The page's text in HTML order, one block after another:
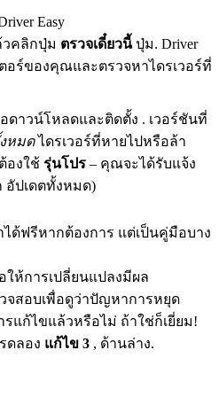
Easy
วคลิกปุ่ม ตรวจเดี๋ยวนี้ปุ่ม. Driver
อร์ของคุณและตรวจหาไดรเวอร์ที่
อดาวน์โหลดและติดตั้ง . เวอร์ชันที่
หมดไดรเวอร์ที่หายไปหรือล้า
องใช้ รุ่นโปร – คุณจะได้รับแจ้ง
อัปเดตทั้งหมด)
ด้ฟรีหากต้องการ แต่เป็นคู่มือบาง
ห้การเปลี่ยนแปลงมีผล
จสอบเพื่อดูว่าปัญหาการหยุด
แก้ไขแล้วหรือไม่ ถ้าใช่ก็เยี่ยม!
ดลอง แก้ไข 3 , ด้านล่าง.